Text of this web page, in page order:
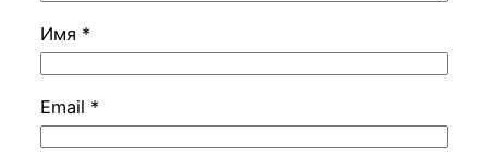
Имя *
Email *